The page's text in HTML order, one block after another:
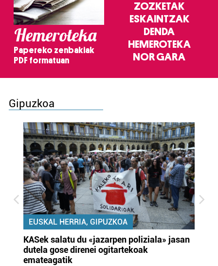
Hemeroteka
Papereko zenbakiak
PDF formatuan
ZOZKETAK
ESKAINTZAK
DENDA
HEMEROTEKA
NOR GARA
Gipuzkoa
EUSKAL HERRIA, GIPUZKOA
KASek salatu du «jazarpen poliziala» jasan
dutela gose direnei ogitartekoak
emateagatik